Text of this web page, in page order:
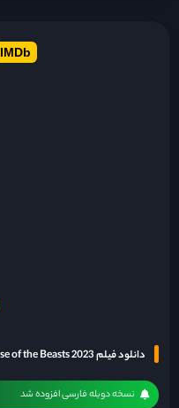
دانلود فیلم Transformers: Rise of the Beasts 2023
نسخه دوبله فارسی افزوده شد
IMDb